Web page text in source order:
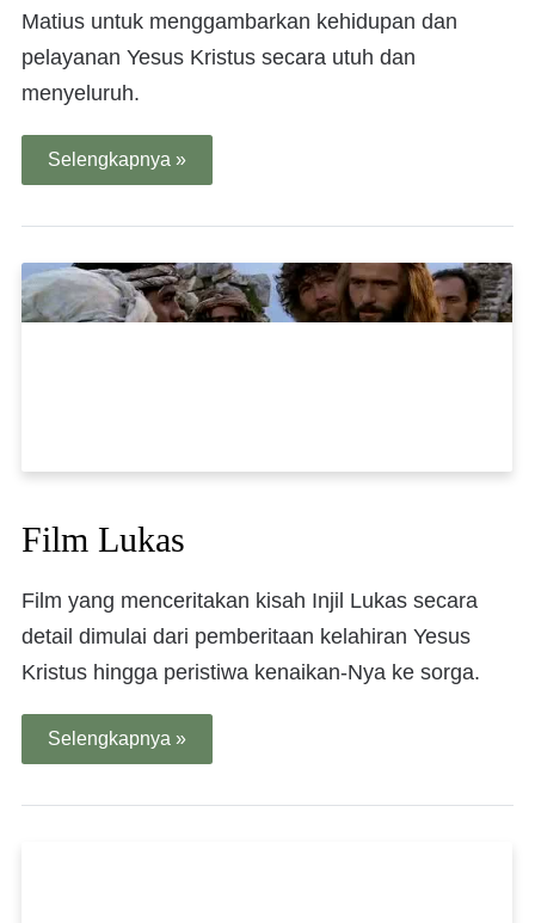
Matius untuk menggambarkan kehidupan dan
pelayanan Yesus Kristus secara utuh dan
menyeluruh.
Selengkapnya »
Film Lukas
Film yang menceritakan kisah Injil Lukas secara
detail dimulai dari pemberitaan kelahiran Yesus
Kristus hingga peristiwa kenaikan-Nya ke sorga.
Selengkapnya »